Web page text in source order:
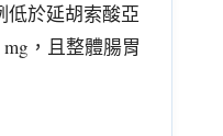
低於延胡索酸亞
，且整體腸胃